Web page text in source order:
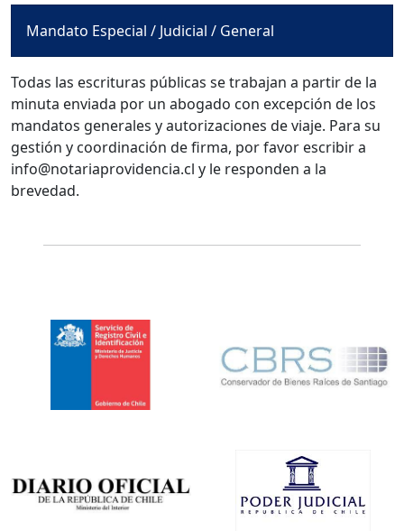
Mandato Especial / Judicial / General
Todas las escrituras públicas se trabajan a partir de la
minuta enviada por un abogado con excepción de los
mandatos generales y autorizaciones de viaje. Para su
gestión y coordinación de firma, por favor escribir a
info@notariaprovidencia.cl y le responden a la
brevedad.